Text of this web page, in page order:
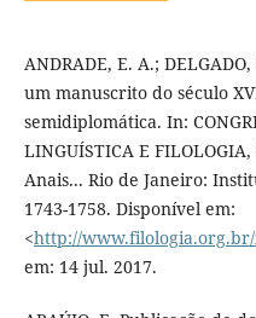
ANDRADE, E. A.;
um manuscrito do século
semidiplomática. In:
LINGUÍSTICA E
Anais... Rio de Janeiro:
1743-1758. Disponível em:
<http://
em: 14 jul. 2017.